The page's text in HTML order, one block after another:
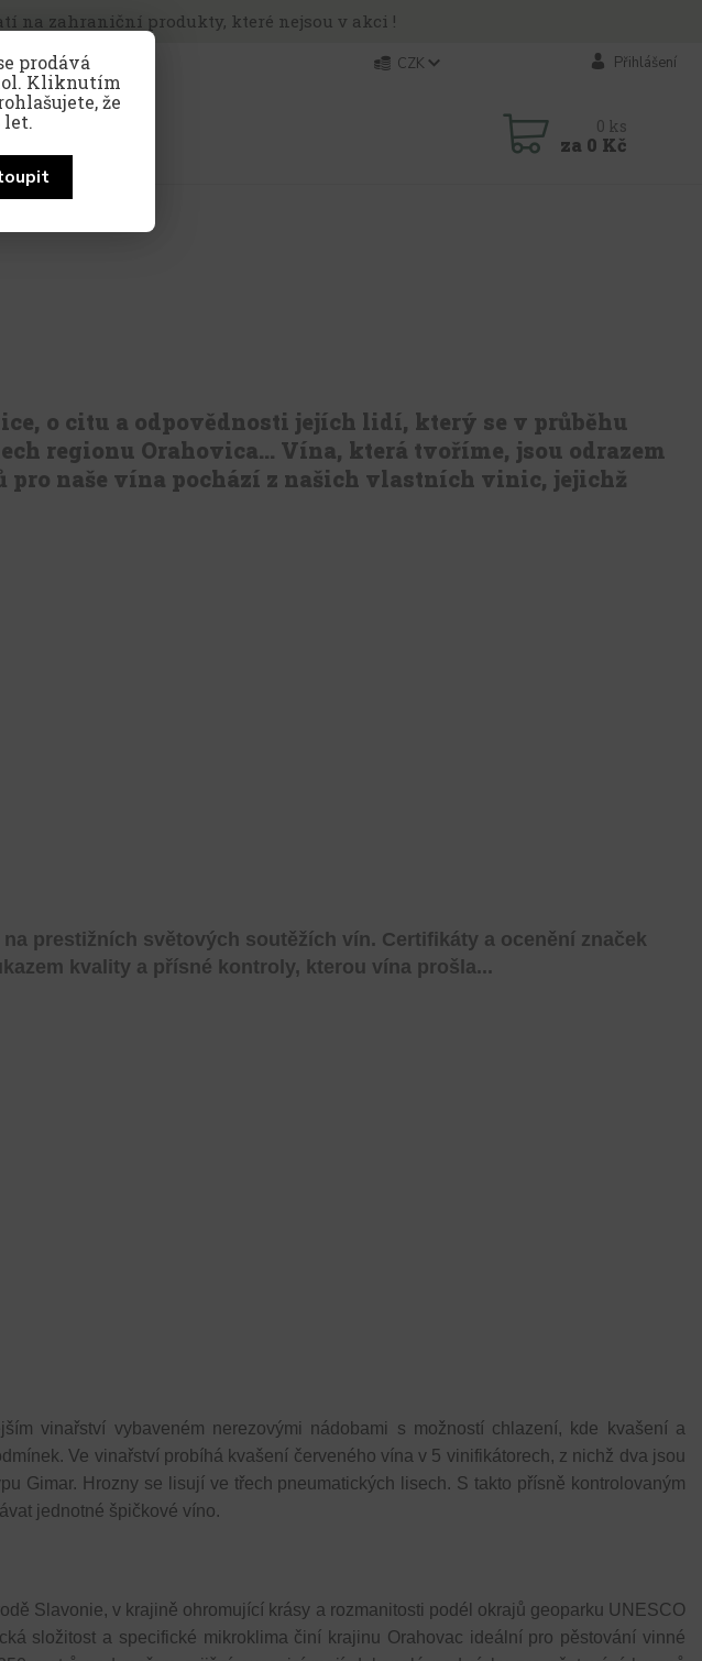
na zahraniční produkty, které nejsou v akci !
prodává
Kliknutím
že
let.
CZK Přihlášení
0 ks
za 0 Kč
o citu a odpovědnosti jejích lidí, který se v průběhu
regionu Orahovica... Vína, která tvoříme, jsou odrazem
pro naše vína pochází z našich vlastních vinic, jejichž
prestižních světových soutěžích vín. Certifikáty a ocenění značek
kvality a přísné kontroly, kterou vína prošla...
vinařství vybaveném nerezovými nádobami s možností chlazení, kde kvašení a
Ve vinařství probíhá kvašení červeného vína v 5 vinifikátorech, z nichž dva jsou
Gimar. Hrozny se lisují ve třech pneumatických lisech. S takto přísně kontrolovaným
jednotné špičkové víno.
Slavonie, v krajině ohromující krásy a rozmanitosti podél okrajů geoparku UNESCO
složitost a specifické mikroklima činí krajinu Orahovac ideální pro pěstování vinné